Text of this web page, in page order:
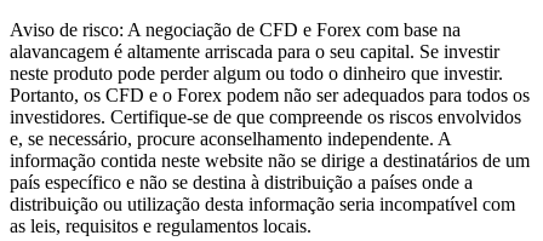
Aviso de risco: A negociação de CFD e Forex com base na
alavancagem é altamente arriscada para o seu capital. Se investir
neste produto pode perder algum ou todo o dinheiro que investir.
Portanto, os CFD e o Forex podem não ser adequados para todos os
investidores. Certifique-se de que compreende os riscos envolvidos
e, se necessário, procure aconselhamento independente. A
informação contida neste website não se dirige a destinatários de um
país específico e não se destina à distribuição a países onde a
distribuição ou utilização desta informação seria incompatível com
as leis, requisitos e regulamentos locais.